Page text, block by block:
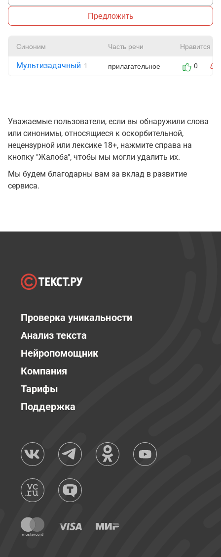
Предложить
Синоним Часть речи Нравится
Мультизадачный 1 прилагательное 0
Уважаемые пользователи, если вы обнаружили слова
или синонимы, относящиеся к оскорбительной,
нецензурной или лексике 18+, нажмите справа на
кнопку "Жалоба", чтобы мы могли удалить их.
Мы будем благодарны вам за вклад в развитие
сервиса.
Проверка уникальности
Анализ текста
Нейропомощник
Компания
Тарифы
Поддержка